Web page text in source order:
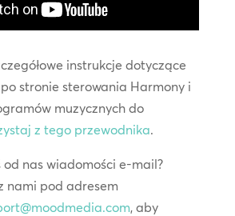
instrukcje dotyczące
stronie sterowania Harmony i
muzycznych do
z tego przewodnika.
od nas wiadomości e-mail?
nami pod adresem
, aby